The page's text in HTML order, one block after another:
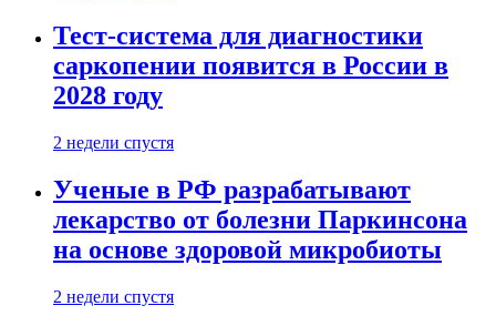
Тест-система для диагностики
саркопении появится в России в
2028 году
2 недели спустя
Ученые в РФ разрабатывают
лекарство от болезни Паркинсона
на основе здоровой микробиоты
2 недели спустя